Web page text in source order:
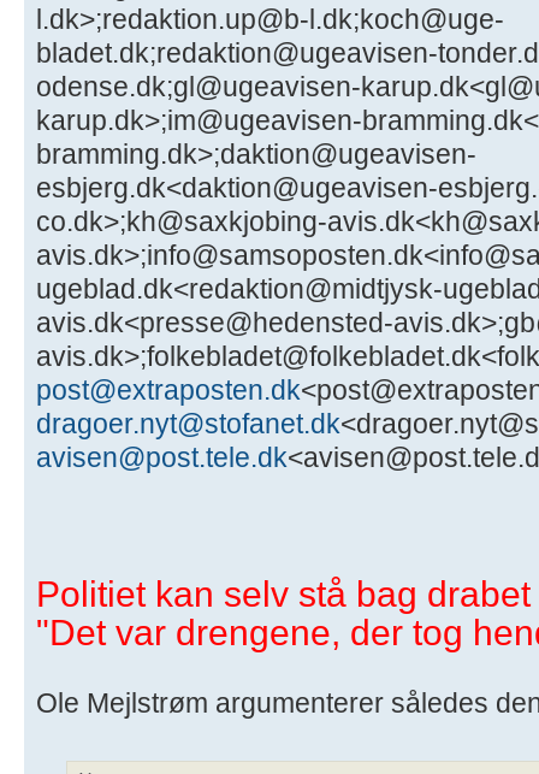
l.dk>;redaktion.up@b-l.dk;koch@uge-
bladet.dk;redaktion@ugeavisen-
odense.dk;gl@ugeavisen-
karup.dk>;im@ugeavisen-
bramming.dk>;daktion@ugeavisen-
esbjerg.dk<daktion@ugeavisen-
co.dk>;kh@saxkjobing-
ugeblad.dk<redaktion@midtjysk-
avis.dk<presse@hedensted-
post@extraposten.dk
dragoer.nyt@stofanet.dk
avisen@post.tele.dk
Politiet kan selv stå bag
"Det var drengene, der tog
Ole Mejlstrøm argumenterer således